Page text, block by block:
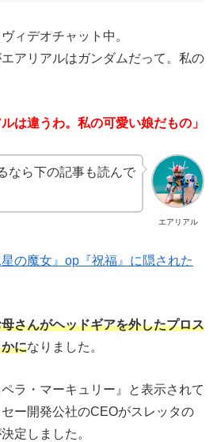
ィデオチャット中。
エアリアルはガンダムだって。私の
は違うわ。私の可愛い娘だもの」
エアリアル
なら下の記事も読んで
星の魔女』op『祝福』に隠された
さんがヘッドギアを外したプロス
になりました。
ラ・マーキュリー』と表示されて
ー開発公社のCEOがスレッタの
定しました。